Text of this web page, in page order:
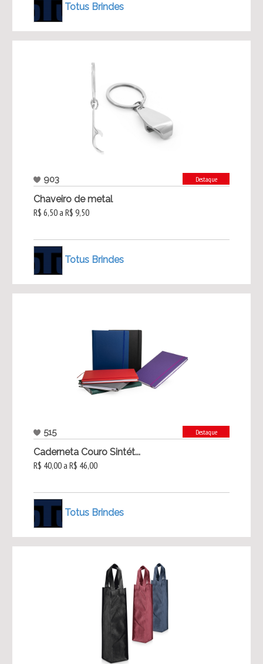
Totus Brindes
903 Destaque
Chaveiro de metal
R$ 6,50 a R$ 9,50
Totus Brindes
515 Destaque
Caderneta Couro Sintét...
R$ 40,00 a R$ 46,00
Totus Brindes